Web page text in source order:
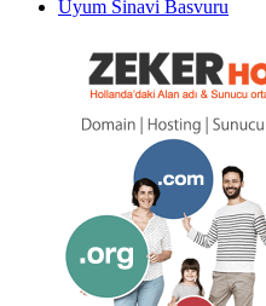
Uyum Sinavi Basvuru